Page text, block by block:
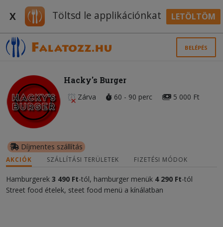
X Töltsd le applikációnkat LETÖLTÖM
BELÉPÉS
Hacky's Burger
Zárva 60 - 90 perc 5 000 Ft
Díjmentes szállítás
AKCIÓK SZÁLLÍTÁSI TERÜLETEK FIZETÉSI MÓDOK
Hamburgerek 3 490 Ft-tól, hamburger menük 4 290 Ft-tól
Street food ételek, steet food menü a kínálatban